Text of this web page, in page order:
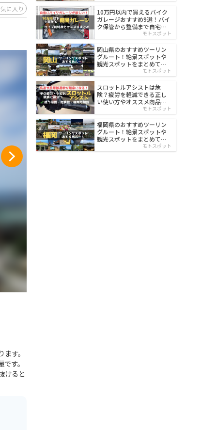
に入り
す。
す。
けると
10万円以内で買えるバイク
ガレージおすすめ9選！バイ
ク保管から整備まで自宅で
モトスポット
岡山県のおすすめツーリン
グルート！絶景スポットや
観光スポットをまとめて紹
モトスポット
スロットルアシストは危
険？疲労を軽減できる正し
い使い方やオススメ商品を
モトスポット
福岡県のおすすめツーリン
グルート！絶景スポットや
観光スポットをまとめて紹
モトスポット